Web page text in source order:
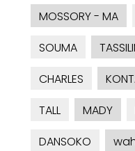
MOSSORY - MA
SOUMA
CHARLES
TALL
MADY
DANSOKO